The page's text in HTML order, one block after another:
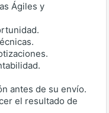
Ágiles y
antes de su envío.
el resultado de